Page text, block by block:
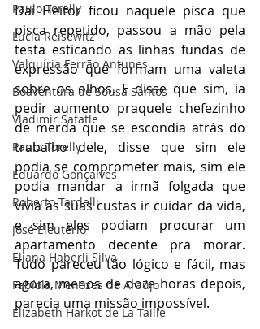
Paulo Torelly
Lúcia Reisewitz
Valquíria Ferrão Antunes
Boaventura de Sousa Santos
Vladimir Safatle
Paulo Torelly
Eduardo Gonçalves
Roberto Tardelli
José Eleutério
Eliana Haberli Silva
Fabíola Menezes de Araújo
Elizabeth Harkot de La Taille
Daí Heitor ficou naquele pisca que
pisca repetido, passou a mão pela
testa esticando as linhas fundas de
expressão que formam uma valeta
sobre os olhos. E disse que sim, ia
pedir aumento praquele chefezinho
de merda que se escondia atrás do
trabalho dele, disse que sim ele
podia se comprometer mais, sim ele
podia mandar a irmã folgada que
vivia às suas custas ir cuidar da vida,
e sim eles podiam procurar um
apartamento decente pra morar.
Tudo pareceu tão lógico e fácil, mas
agora, menos de doze horas depois,
parecia uma missão impossível.